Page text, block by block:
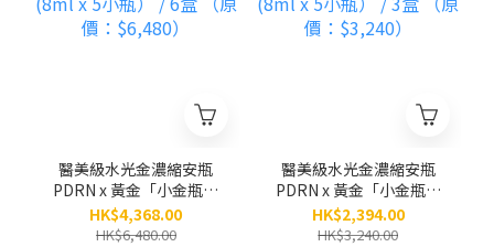
醫美級水光金濃縮安瓶
PDRN x 黃金「小金瓶」
(8ml x 5小瓶） / 6盒
（原價：$6,480）
HK$4,368.00
HK$6,480.00
醫美級水光金濃縮安瓶
PDRN x 黃金「小金瓶」
(8ml x 5小瓶） / 3盒
（原價：$3,240）
HK$2,394.00
HK$3,240.00